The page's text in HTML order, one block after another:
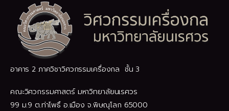
อาคาร 2 ภาควิชาวิศวกรรมเครื่องกล ชั้น 3
คณะวิศวกรรมศาสตร์ มหาวิทยาลัยนเรศวร
99 ม.9 ต.ท่าโพธิ์ อ.เมือง จ.พิษณุโลก 65000